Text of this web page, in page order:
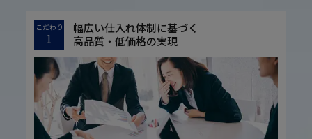
こだわり
1
幅広い仕入れ体制に基づく
高品質・低価格の実現